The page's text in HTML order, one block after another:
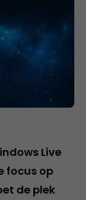
focus op
de plek